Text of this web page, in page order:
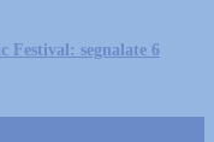
Festival: segnalate 6